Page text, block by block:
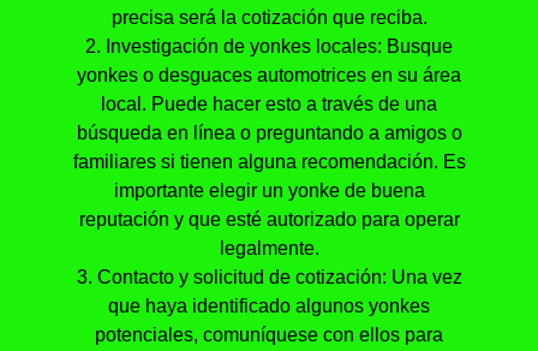
precisa será la cotización que reciba.
2. Investigación de yonkes locales: Busque
yonkes o desguaces automotrices en su área
local. Puede hacer esto a través de una
búsqueda en línea o preguntando a amigos o
familiares si tienen alguna recomendación. Es
importante elegir un yonke de buena
reputación y que esté autorizado para operar
legalmente.
3. Contacto y solicitud de cotización: Una vez
que haya identificado algunos yonkes
potenciales, comuníquese con ellos para